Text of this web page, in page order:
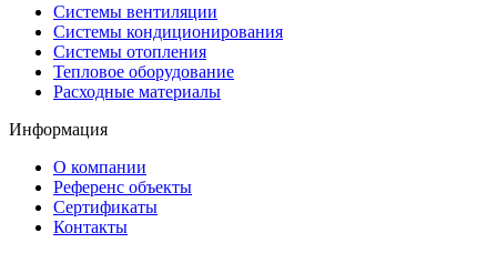
Системы вентиляции
Системы кондиционирования
Системы отопления
Тепловое оборудование
Расходные материалы
Информация
О компании
Референс объекты
Сертификаты
Контакты